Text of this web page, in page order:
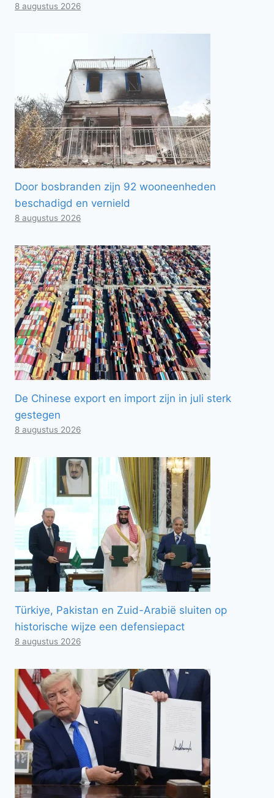
8 augustus 2026
Door bosbranden zijn 92 wooneenheden
beschadigd en vernield
8 augustus 2026
De Chinese export en import zijn in juli sterk
gestegen
8 augustus 2026
Türkiye, Pakistan en Zuid-Arabië sluiten op
historische wijze een defensiepact
8 augustus 2026